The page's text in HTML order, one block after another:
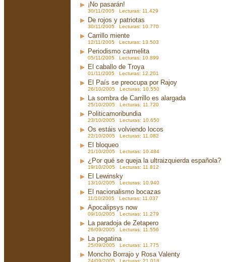
¡No pasarán!
30/11/2005 Lecturas: 11.429
De rojos y patriotas
30/11/2005 Lecturas: 10.770
Carrillo miente
12/11/2005 Lecturas: 13.503
Periodismo carmelita
05/11/2005 Lecturas: 10.899
El caballo de Troya
01/11/2005 Lecturas: 12.201
El País se preocupa por Rajoy
26/10/2005 Lecturas: 10.550
La sombra de Carrillo es alargada
25/10/2005 Lecturas: 11.720
Politicamoribundia
23/10/2005 Lecturas: 10.650
Os estáis volviendo locos
22/10/2005 Lecturas: 11.082
El bloqueo
21/10/2005 Lecturas: 10.484
¿Por qué se queja la ultraizquierda española?
19/10/2005 Lecturas: 11.812
El Lewinsky
13/10/2005 Lecturas: 10.940
El nacionalismo bocazas
11/10/2005 Lecturas: 11.037
Apocalipsys now
09/10/2005 Lecturas: 11.279
La paradoja de Zetapero
26/09/2005 Lecturas: 11.556
La pegatina
25/09/2005 Lecturas: 11.775
Moncho Borrajo y Rosa Valenty
24/09/2005 Lecturas: 21.018